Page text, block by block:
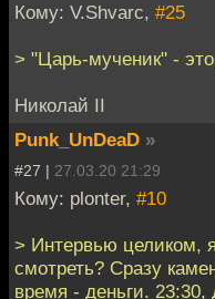
Кому: V.Shvarc, #25
> "Царь-мученик" -
Николай II
Punk_UnDeaD »
#27 | 27.03.20 21:29
Кому: plonter, #10
> Интервью целиком,
смотреть? Сразу
время - деньги.